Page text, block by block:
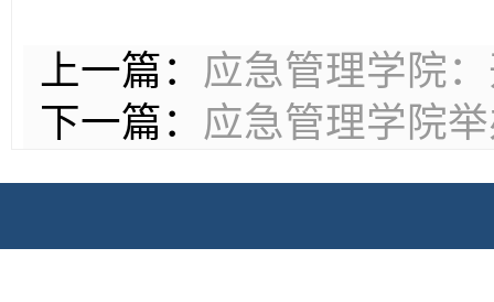
上一篇： 应急管理学院
下一篇： 应急管理学院